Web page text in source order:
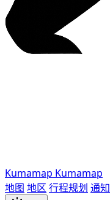
Kumamap Kumamap
地图 地区 行程规划 通知